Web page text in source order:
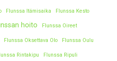
Flunssa Itämisaika Flunssa Kesto
hoito Flunssa Oireet
Flunssa Oksettava Olo Flunssa Oulu
Rintakipu Flunssa Ripuli